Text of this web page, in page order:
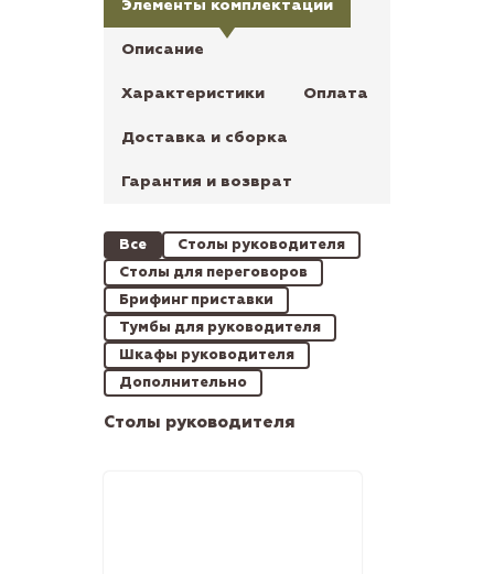
Элементы комплектации
Описание
Характеристики Оплата
Доставка и сборка
Гарантия и возврат
Все
Столы руководителя
Столы для переговоров
Брифинг приставки
Тумбы для руководителя
Шкафы руководителя
Дополнительно
Столы руководителя